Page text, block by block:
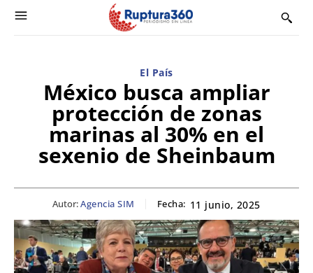
El País
México busca ampliar
protección de zonas
marinas al 30% en el
sexenio de Sheinbaum
Autor:Agencia SIM Fecha: 11 junio, 2025